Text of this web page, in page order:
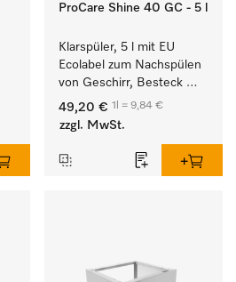
ProCare Shine 40 GC - 5 l
Klarspüler, 5 l mit EU
Ecolabel zum Nachspülen
von Geschirr, Besteck
und Gläsern.
49,20 € 1l = 9,84 €
zzgl. MwSt.